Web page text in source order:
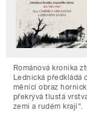
Románová kronika
Lednická předkládá
měnící obraz
překrývá tlustá
zemi a rudém kraji“.